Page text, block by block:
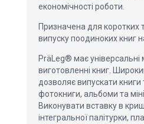
економічності роботи.
Призначена для коротких
випуску поодиноких книг
PräLeg® має універсальні
виготовленні книг.
дозволяє випускати книги
фотокниги, альбоми та
Виконувати вставку в
інтегральної палітурки,